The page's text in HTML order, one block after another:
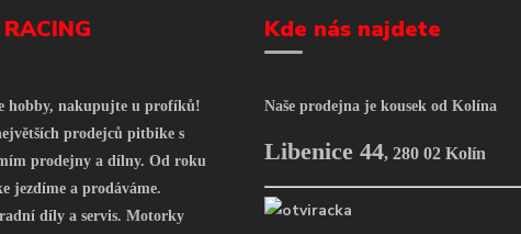
hobby, nakupujte u profíků!
prodejců pitbike s
prodejny a dílny. Od roku
jezdíme a prodáváme.
díly a servis. Motorky
Kde nás najdete
Naše prodejna je kousek od Kolína
Libenice 44, 280 02 Kolín